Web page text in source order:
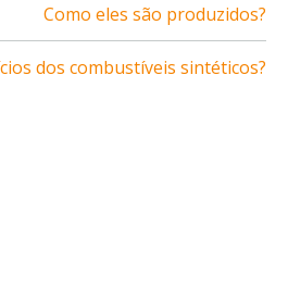
Como eles são produzidos?
dos combustíveis sintéticos?